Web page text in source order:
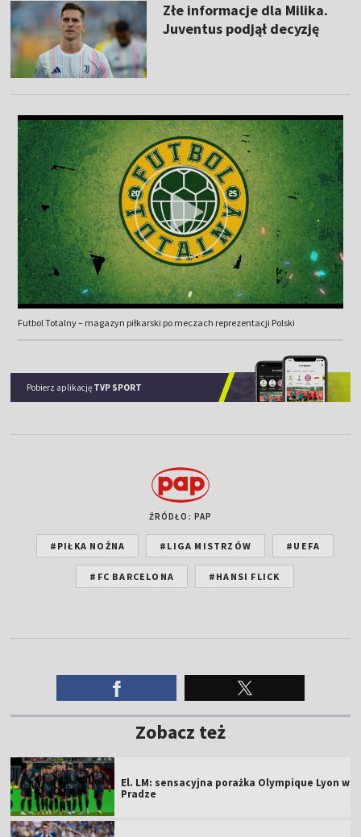
Złe informacje dla Milika.
Juventus podjął decyzję
Futbol Totalny – magazyn piłkarski po meczach reprezentacji Polski
Pobierz aplikację TVP SPORT
ŹRÓDŁO: PAP
#PIŁKA NOŻNA #LIGA MISTRZÓW #UEFA
#FC BARCELONA #HANSI FLICK
Zobacz też
El. LM: sensacyjna porażka Olympique Lyon w
Pradze